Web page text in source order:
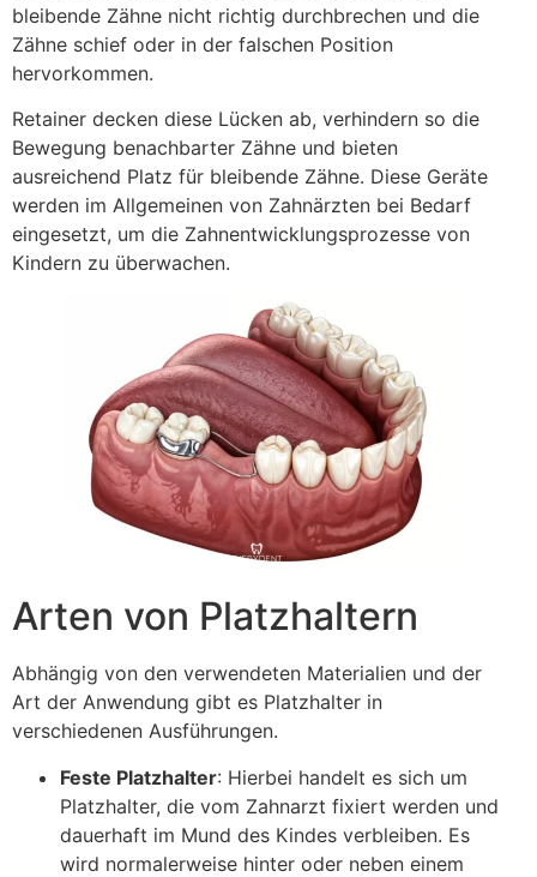
bleibende Zähne nicht richtig durchbrechen und die
Zähne schief oder in der falschen Position
hervorkommen.
Retainer decken diese Lücken ab, verhindern so die
Bewegung benachbarter Zähne und bieten
ausreichend Platz für bleibende Zähne. Diese Geräte
werden im Allgemeinen von Zahnärzten bei Bedarf
eingesetzt, um die Zahnentwicklungsprozesse von
Kindern zu überwachen.
Arten von Platzhaltern
Abhängig von den verwendeten Materialien und der
Art der Anwendung gibt es Platzhalter in
verschiedenen Ausführungen.
Feste Platzhalter: Hierbei handelt es sich um
Platzhalter, die vom Zahnarzt fixiert werden und
dauerhaft im Mund des Kindes verbleiben. Es
wird normalerweise hinter oder neben einem